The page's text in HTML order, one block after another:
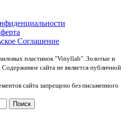
Соглашение
пластинок "Vinyllab". Золотые и
сайта не является публичной
сайта запрещено без письменного
Поиск